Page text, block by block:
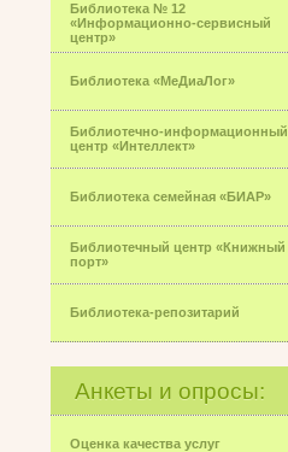
Библиотека № 12
«Информационно-сервисный
центр»
Библиотека «МеДиаЛог»
Библиотечно-информационный
центр «Интеллект»
Библиотека семейная «БИАР»
Библиотечный центр «Книжный
порт»
Библиотека-репозитарий
Анкеты и опросы:
Оценка качества услуг